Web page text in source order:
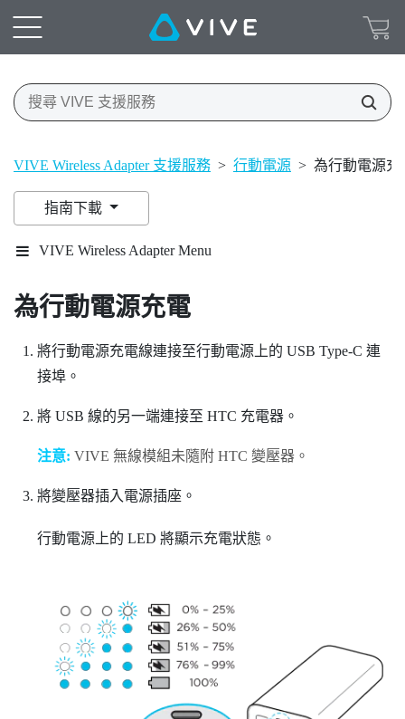
VIVE Wireless Adapter 支援服務 > 行動電源 > 為行動電源充
指南下載
VIVE Wireless Adapter Menu
為行動電源充電
將行動電源充電線連接至行動電源上的 USB Type-C 連
接埠。
將 USB 線的另一端連接至 HTC 充電器。
注意: VIVE 無線模組 未隨附 HTC 變壓器。
將變壓器插入電源插座。
行動電源上的 LED 將顯示充電狀態。